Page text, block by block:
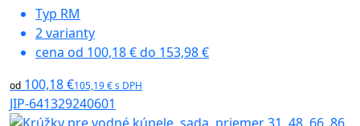
Typ RM
2varianty
cena od 100,18 €do 153,98 €
od 100,18 €105,19 € s DPH
JIP-641329240601